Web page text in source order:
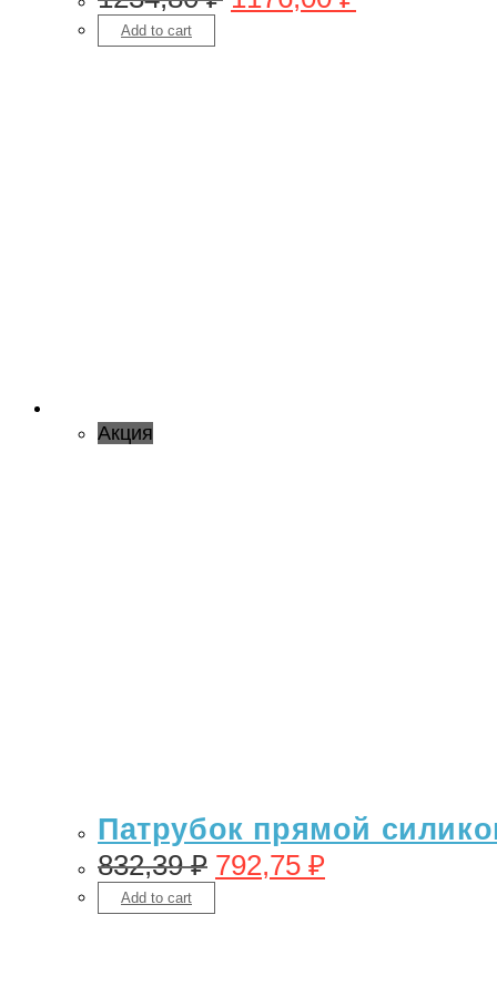
Add to cart
Акция
Патрубок прямой
832,39₽ 792,75 ₽
Add to cart